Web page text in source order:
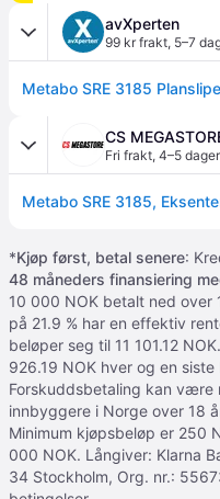
avXperten
99 kr frakt, 5–7
CS
Fri frakt, 4–5 dager
*Kjøp først, betal senere:
48 måneders finansiering
10 000 NOK betalt ned over
på 21.9 % har en effektiv
beløper seg til 11 101.12
926.19 NOK hver og en
Forskuddsbetaling kan
innbyggere i Norge over 18
Minimum kjøpsbeløp er 250
000 NOK. Långiver: Klarna
34 Stockholm, Org. nr.: